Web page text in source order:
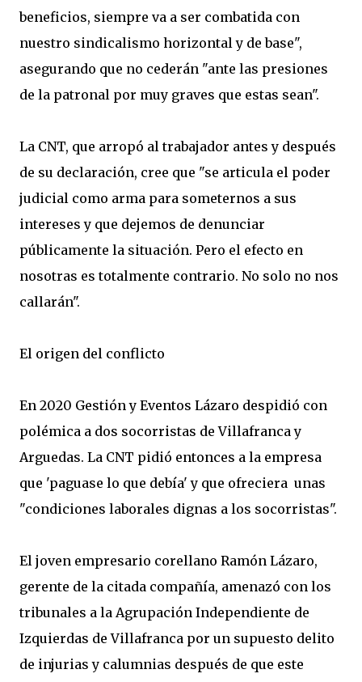
beneficios, siempre va a ser combatida con
nuestro sindicalismo horizontal y de base",
asegurando que no cederán "ante las presiones
de la patronal por muy graves que estas sean".
La CNT, que arropó al trabajador antes y después
de su declaración, cree que "se articula el poder
judicial como arma para someternos a sus
intereses y que dejemos de denunciar
públicamente la situación. Pero el efecto en
nosotras es totalmente contrario. No solo no nos
callarán".
El origen del conflicto
En 2020 Gestión y Eventos Lázaro despidió con
polémica a dos socorristas de Villafranca y
Arguedas. La CNT pidió entonces a la empresa
que 'paguase lo que debía' y que ofreciera unas
"condiciones laborales dignas a los socorristas".
El joven empresario corellano Ramón Lázaro,
gerente de la citada compañía, amenazó con los
tribunales a la Agrupación Independiente de
Izquierdas de Villafranca por un supuesto delito
de injurias y calumnias después de que este